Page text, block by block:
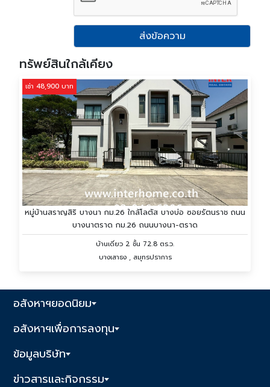
ส่งข้อความ
ทรัพย์สินใกล้เคียง
เช่า 48,900 บาท
หมู่บ้านสราญสิริ บางนา กม.26 ใกล้โลตัส บางบ่อ ซอยรัตนราช ถนน
บางนาตราด กม.26 ถนนบางนา-ตราด
บ้านเดี่ยว 2 ชั้น 72.8 ตร.ว.
บางเสาธง , สมุทรปราการ
อสังหาฯยอดนิยม
อสังหาฯเพื่อการลงทุน
ข้อมูลบริษัท
ข่าวสารและกิจกรรม